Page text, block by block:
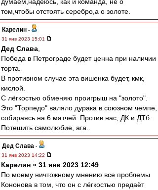
том,чтобы отстоять серебро,а о золоте.
Карелин -
31 янв 2023 15:01
Дед Слава
Победа в Петрограде будет ценна при наличии
торта.
В противном случае эта вишенка будет, кмк,
кислой.
С лёгкостью обменяю проигрыш на "золото".
Это "Торпедо" валяло дурака в союзном чемпе,
собираясь на 6 матчей. Против нас, ДК и ДТб.
Потешить самолюбие, ага..
Дед Слава -
31 янв 2023 14:22
Карелин » 31 янв 2023 12:49
По моему ничтожному мнению все проблемы
Кононова в том, что он с лёгкостью предаёт